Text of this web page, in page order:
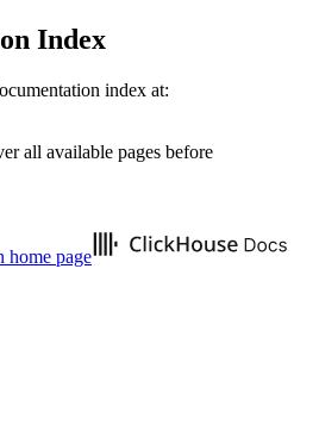
Index
index at:
all available pages before
home page